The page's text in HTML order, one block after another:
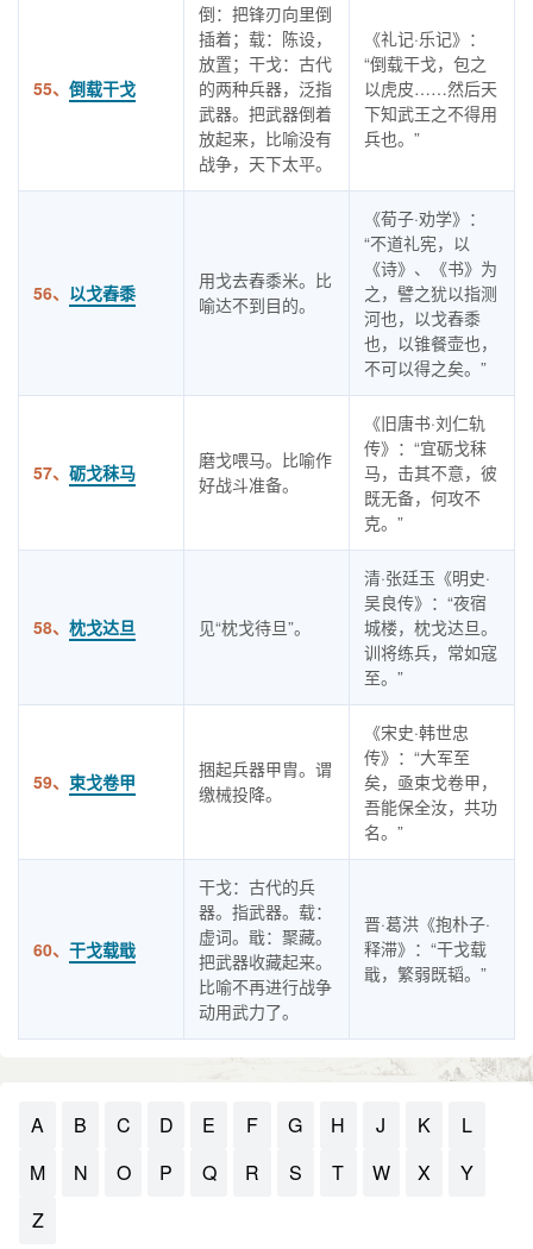
55、 倒载干戈
倒：把锋刃向里倒
插着；载：陈设，
放置；干戈：古代
的两种兵器，泛指
武器。把武器倒着
放起来，比喻没有
战争，天下太平。
《礼记·乐记》：
“倒载干戈，包之
以虎皮……然后天
下知武王之不得用
兵也。”
56、 以戈舂黍
用戈去舂黍米。比
喻达不到目的。
《荀子·劝学》：
“不道礼宪，以
《诗》、《书》为
之，譬之犹以指测
河也，以戈舂黍
也，以锥餐壶也，
不可以得之矣。”
57、 砺戈秣马
磨戈喂马。比喻作
好战斗准备。
《旧唐书·刘仁轨
传》：“宜砺戈秣
马，击其不意，彼
既无备，何攻不
克。”
58、 枕戈达旦 见“枕戈待旦”。
清·张廷玉《明史·
吴良传》：“夜宿
城楼，枕戈达旦。
训将练兵，常如寇
至。”
59、 束戈卷甲
捆起兵器甲胄。谓
缴械投降。
《宋史·韩世忠
传》：“大军至
矣，亟束戈卷甲，
吾能保全汝，共功
名。”
60、 干戈载戢
干戈：古代的兵
器。指武器。载：
虚词。戢：聚藏。
把武器收藏起来。
比喻不再进行战争
动用武力了。
晋·葛洪《抱朴子·
释滞》：“干戈载
戢，繁弱既韬。”
A B C D E F G H J K
L
M
N O P Q R S T W X
Y
Z